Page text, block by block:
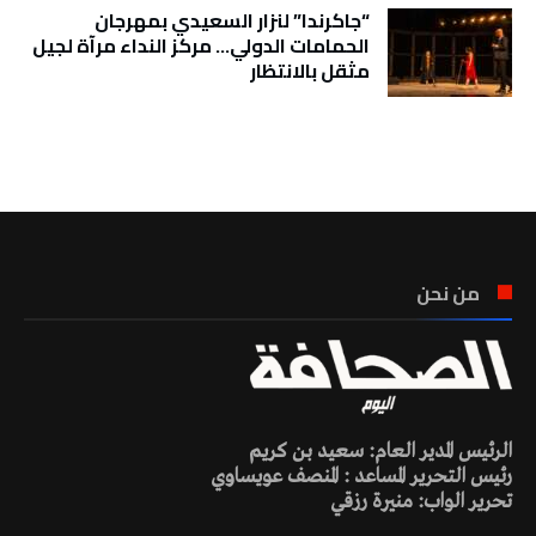
“جاكرندا” لنزار السعيدي بمهرجان
الحمامات الدولي… مركز النداء مرآة لجيل
مثقل بالانتظار
من نحن
الرئيس المدير العام: سعيد بن كريم
رئيس التحرير المساعد : المنصف عويساوي
تحرير الواب: منيرة رزقي